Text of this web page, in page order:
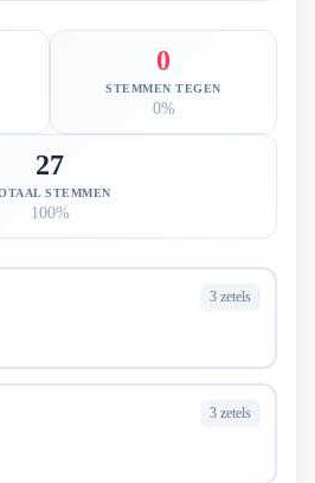
0
STEMMEN TEGEN
0%
27
STEMMEN
100%
3 zetels
3 zetels